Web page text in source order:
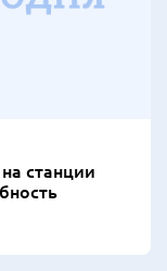
станции